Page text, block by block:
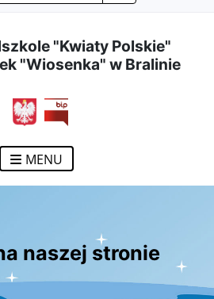
"Kwiaty Polskie"
"Wiosenka" w Bralinie
otwiera się w nowym
MENU
naszej stronie